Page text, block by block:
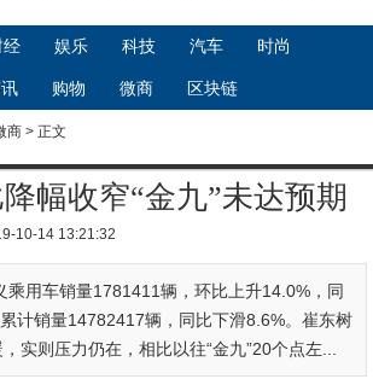
经 娱乐 科技 汽车 时尚
购物 微商 区块链
商 > 正文
幅收窄“金九”未达预期
10-14 13:21:32
乘用车销量1781411辆，环比上升14.0%，同
计销量14782417辆，同比下滑8.6%。崔东树
实则压力仍在，相比以往“金九”20个点左...